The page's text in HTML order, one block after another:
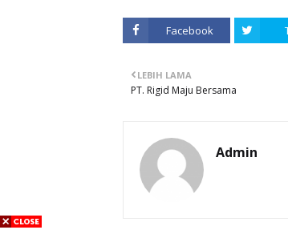
Facebook
LEBIH LAMA
PT. Rigid Maju Bersama
Admin